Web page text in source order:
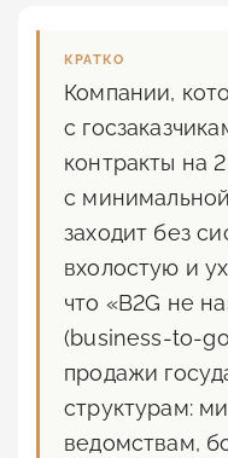
КРАТКО
Компании,
с
контракты на
с
заходит без
вхолостую и
что «B2G не
(business-to-
продажи
структурам:
ведомствам,